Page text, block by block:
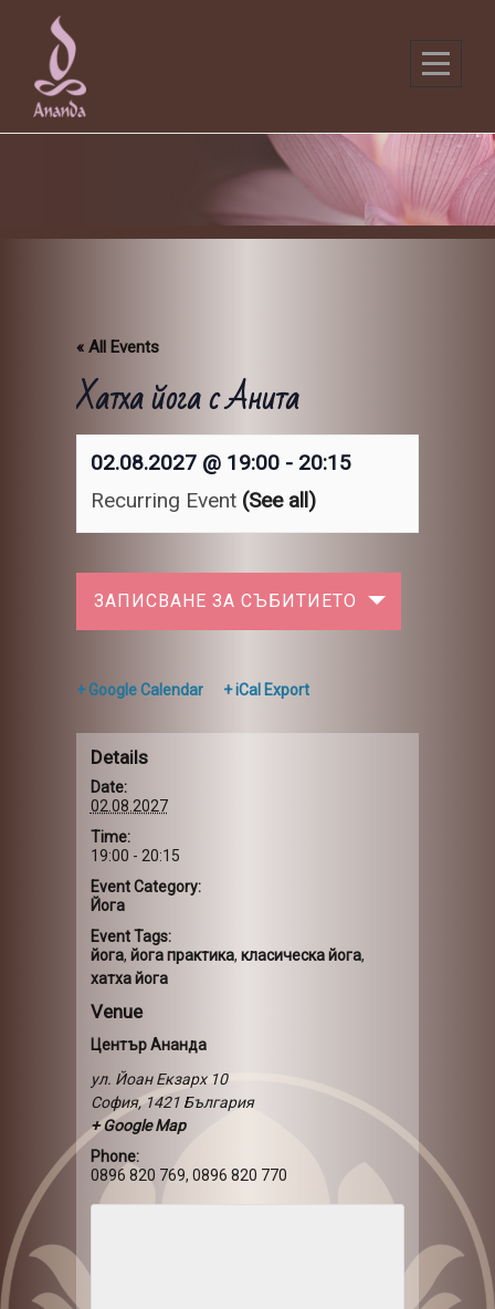
content
« All Events
Хатха йога с Анита
02.08.2027 @ 19:00 - 20:15
Recurring Event (See all)
ЗАПИСВАНЕ ЗА СЪБИТИЕТО
+ Google Calendar + iCal Export
Details
Date:
02.08.2027
Time:
19:00 - 20:15
Event Category:
Йога
Event Tags:
йога, йога практика, класическа йога,
хатха йога
Venue
Център Ананда
ул. Йоан Екзарх 10
София, 1421 България
+ Google Map
Phone:
0896 820 769, 0896 820 770